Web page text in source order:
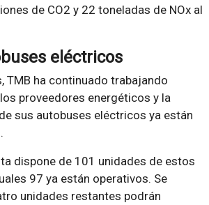
de CO2 y 22 toneladas de NOx al
eléctricos
TMB ha continuado trabajando
proveedores energéticos y la
sus autobuses eléctricos ya están
dispone de 101 unidades de estos
97 ya están operativos. Se
unidades restantes podrán